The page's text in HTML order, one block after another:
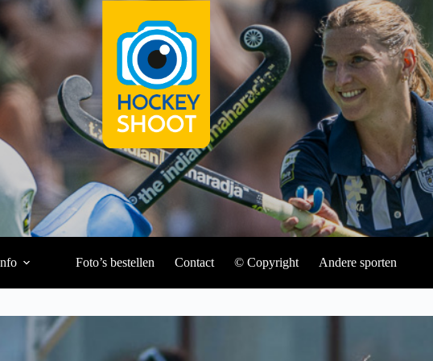
Foto’s bestellen Contact © Copyright Andere sporten